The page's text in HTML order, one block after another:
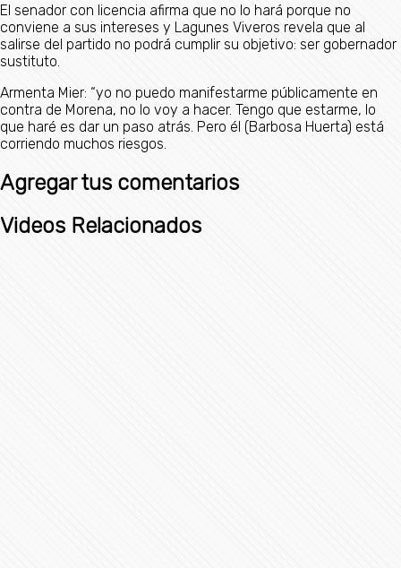
El senador con licencia afirma que no lo hará porque no
conviene a sus intereses y Lagunes Viveros revela que al
salirse del partido no podrá cumplir su objetivo: ser gobernador
sustituto.
Armenta Mier: “yo no puedo manifestarme públicamente en
contra de Morena, no lo voy a hacer. Tengo que estarme, lo
que haré es dar un paso atrás. Pero él (Barbosa Huerta) está
corriendo muchos riesgos.
Agregar tus comentarios
Videos Relacionados